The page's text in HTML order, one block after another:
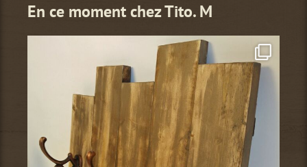
En ce moment chez Tito. M